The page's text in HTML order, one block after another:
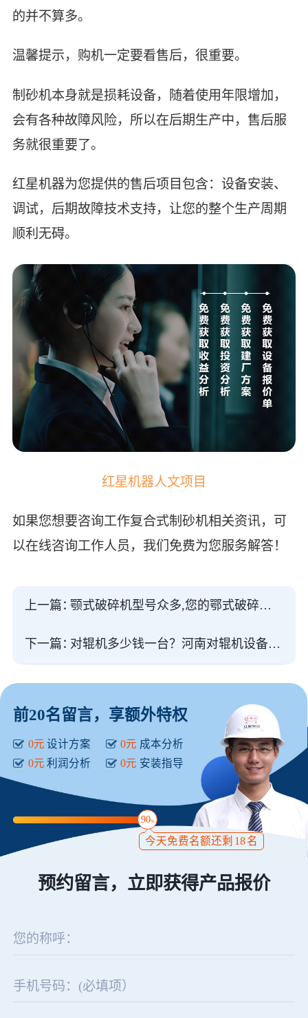
的并不算多。
温馨提示，购机一定要看售后，很重要。
制砂机本身就是损耗设备，随着使用年限增加，
会有各种故障风险，所以在后期生产中，售后服
务就很重要了。
红星机器为您提供的售后项目包含：设备安装、
调试，后期故障技术支持，让您的整个生产周期
顺利无碍。
红星机器人文项目
如果您想要咨询工作复合式制砂机相关资讯，可
以在线咨询工作人员，我们免费为您服务解答！
上一篇： 颚式破碎机型号众多,您的鄂式破碎机选对了吗
下一篇： 对辊机多少钱一台？河南对辊机设备厂家有哪些？
前20名留言，享额外特权
0元 设计方案 0元 成本分析
0元 利润分析 0元 安装指导
90%
今天免费名额还剩 18名
预约留言，立即获得产品报价